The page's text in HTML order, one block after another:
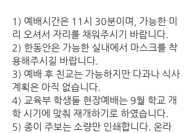
1) 예배시간은 11시 30분이며, 가능한 미
리 오셔서 자리를 채워주시기 바랍니다.
2) 한동안은 가능한 실내에서 마스크를 착
용해주시길 바랍니다.
3) 예배 후 친교는 가능하지만 다과나 식사
계획은 아직 없습니다.
4) 교육부 학생들 현장예배는 9월 학교 개
학 시기에 맞춰 재개하기로 하였습니다.
5) 종이 주보는 소량만 인쇄합니다. 온라